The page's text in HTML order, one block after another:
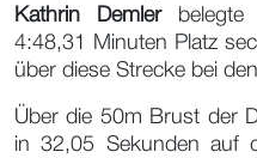
Kathrin Demlerbelegte
4:48,31 Minuten Platz
über diese Strecke bei
Über die 50m Brust der
in 32,05 Sekunden auf